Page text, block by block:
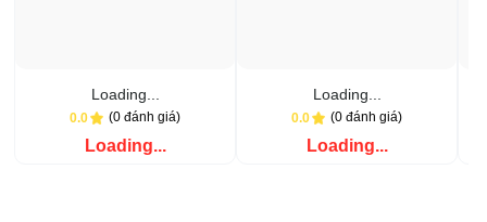
Loading...
0.0 (0 đánh giá)
Loading...
Loading...
0.0 (0 đánh giá)
Loading...